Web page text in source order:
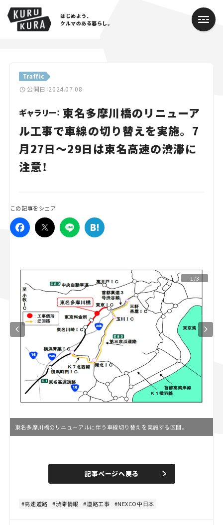
はじめよう、
クルマのある暮らし。
Traffic
公開日：2024.07.08
ギャラリー： 東名多摩川橋のリニューア
ル工事で車線の切り替えを実施。 7
月27日～29日は東名高速の渋滞に
注意！
この記事をシェア
1/3
東名多摩川橋のリニューアルに伴う車線切り替えを実施する区間。
n
e
d
3
記事ページへ戻る
高速道路 渋滞情報 道路工事 NEXCO中日本
Cars
Lifestyle
Traffic
Special
Campaign
人気のハッシュタグ
スズキ ジムニー｜Suzuki Jimny